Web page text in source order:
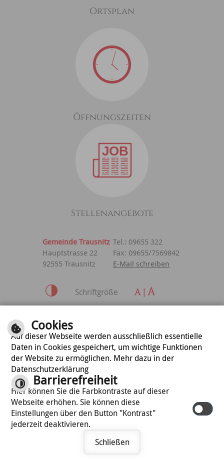
Ortsplan
Öffnungszeiten
Stellenangebote
Gemeinde Trausnitz Tel.: 09655 322
Hauptstrasse 22
Fax: 09655/7569842
92555 Trausnitz
E-Mail schreiben
Schriftgröße
Datenschutzerklärung
optimiert für
mobile Endgeräte
©cm city media GmbH
Termin vereinbaren
Cookies
Auf dieser Webseite werden ausschließlich essentielle
Daten in Cookies gespeichert, um wichtige Funktionen
der Website zu ermöglichen. Mehr dazu in der
Datenschutzerklärung
Barrierefreiheit
Hier können Sie die Farbkontraste auf dieser
Webseite erhöhen. Sie können diese
Einstellungen über den Button "Kontrast"
jederzeit deaktivieren.
Schließen